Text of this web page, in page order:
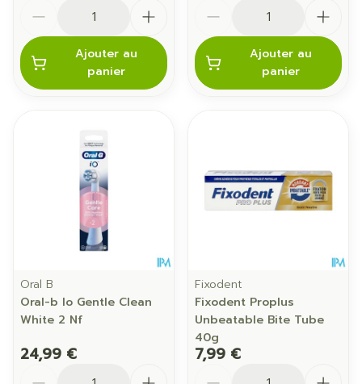
Ajouter au
panier
Ajouter au
panier
Oral B
Oral-b Io Gentle Clean
White 2 Nf
24,99 €
Fixodent
Fixodent Proplus
Unbeatable Bite Tube
40g
7,99 €